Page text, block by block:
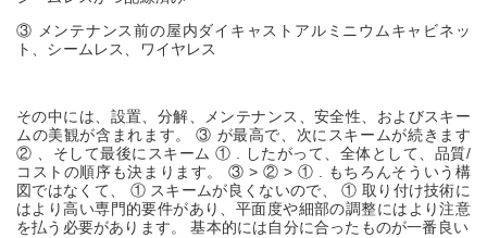
③ メンテナンス前の屋内ダイキャストアルミニウムキャビネッ
ト、シームレス、ワイヤレス
その中には、設置、分解、メンテナンス、安全性、およびスキー
ムの美観が含まれます。③ が最高で、次にスキームが続きます
② 、そして最後にスキーム① . したがって、全体として、品質/
コストの順序も決まります。 ③ > ② > ① . もちろんそういう構
図ではなくて、 ① スキームが良くないので、① 取り付け技術に
はより高い専門的要件があり、平面度や細部の調整にはより注意
を払う必要があります。 基本的には自分に合ったものが一番良い